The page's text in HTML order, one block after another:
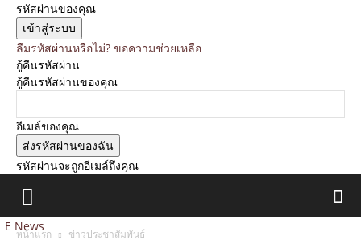
รหัสผ่านของคุณ
ลืมรหัสผ่านหรือไม่? ขอความช่วยเหลือ
กู้คืนรหัสผ่าน
กู้คืนรหัสผ่านของคุณ
อีเมล์ของคุณ
รหัสผ่านจะถูกอีเมล์ถึงคุณ
E News
หน้าแรก ข่าวประชาสัมพันธ์